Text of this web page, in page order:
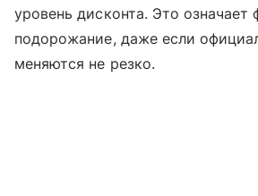
уровень дисконта. Это означает
подорожание, даже если
меняются не резко.